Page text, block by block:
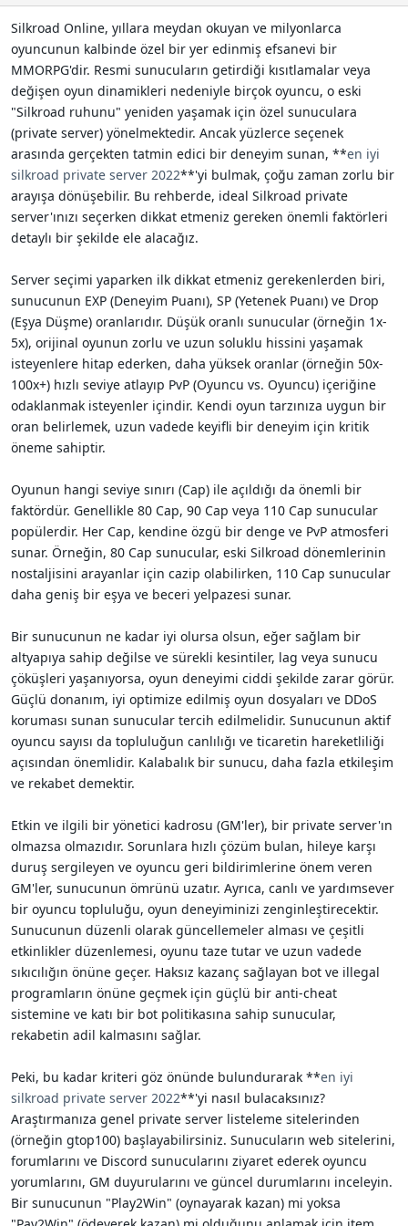
i
Silkroad Online, yıllara meydan okuyan ve milyonlarca
oyuncunun kalbinde özel bir yer edinmiş efsanevi bir
MMORPG'dir. Resmi sunucuların getirdiği kısıtlamalar veya
değişen oyun dinamikleri nedeniyle birçok oyuncu, o eski
"Silkroad ruhunu" yeniden yaşamak için özel sunuculara
(private server) yönelmektedir. Ancak yüzlerce seçenek
arasında gerçekten tatmin edici bir deneyim sunan, **en iyi
silkroad private server 2022**'yi bulmak, çoğu zaman zorlu bir
arayışa dönüşebilir. Bu rehberde, ideal Silkroad private
server'ınızı seçerken dikkat etmeniz gereken önemli faktörleri
detaylı bir şekilde ele alacağız.
Server seçimi yaparken ilk dikkat etmeniz gerekenlerden biri,
sunucunun EXP (Deneyim Puanı), SP (Yetenek Puanı) ve Drop
(Eşya Düşme) oranlarıdır. Düşük oranlı sunucular (örneğin 1x-
5x), orijinal oyunun zorlu ve uzun soluklu hissini yaşamak
isteyenlere hitap ederken, daha yüksek oranlar (örneğin 50x-
100x+) hızlı seviye atlayıp PvP (Oyuncu vs. Oyuncu) içeriğine
odaklanmak isteyenler içindir. Kendi oyun tarzınıza uygun bir
oran belirlemek, uzun vadede keyifli bir deneyim için kritik
öneme sahiptir.
Oyunun hangi seviye sınırı (Cap) ile açıldığı da önemli bir
faktördür. Genellikle 80 Cap, 90 Cap veya 110 Cap sunucular
popülerdir. Her Cap, kendine özgü bir denge ve PvP atmosferi
sunar. Örneğin, 80 Cap sunucular, eski Silkroad dönemlerinin
nostaljisini arayanlar için cazip olabilirken, 110 Cap sunucular
daha geniş bir eşya ve beceri yelpazesi sunar.
Bir sunucunun ne kadar iyi olursa olsun, eğer sağlam bir
altyapıya sahip değilse ve sürekli kesintiler, lag veya sunucu
çöküşleri yaşanıyorsa, oyun deneyimi ciddi şekilde zarar görür.
Güçlü donanım, iyi optimize edilmiş oyun dosyaları ve DDoS
koruması sunan sunucular tercih edilmelidir. Sunucunun aktif
oyuncu sayısı da topluluğun canlılığı ve ticaretin hareketliliği
açısından önemlidir. Kalabalık bir sunucu, daha fazla etkileşim
ve rekabet demektir.
Etkin ve ilgili bir yönetici kadrosu (GM'ler), bir private server'ın
olmazsa olmazıdır. Sorunlara hızlı çözüm bulan, hileye karşı
duruş sergileyen ve oyuncu geri bildirimlerine önem veren
GM'ler, sunucunun ömrünü uzatır. Ayrıca, canlı ve yardımsever
bir oyuncu topluluğu, oyun deneyiminizi zenginleştirecektir.
Sunucunun düzenli olarak güncellemeler alması ve çeşitli
etkinlikler düzenlemesi, oyunu taze tutar ve uzun vadede
sıkıcılığın önüne geçer. Haksız kazanç sağlayan bot ve illegal
programların önüne geçmek için güçlü bir anti-cheat
sistemine ve katı bir bot politikasına sahip sunucular,
rekabetin adil kalmasını sağlar.
Peki, bu kadar kriteri göz önünde bulundurarak **en iyi
silkroad private server 2022**'yi nasıl bulacaksınız?
Araştırmanıza genel private server listeleme sitelerinden
(örneğin gtop100) başlayabilirsiniz. Sunucuların web sitelerini,
forumlarını ve Discord sunucularını ziyaret ederek oyuncu
yorumlarını, GM duyurularını ve güncel durumlarını inceleyin.
Bir sunucunun "Play2Win" (oynayarak kazan) mi yoksa